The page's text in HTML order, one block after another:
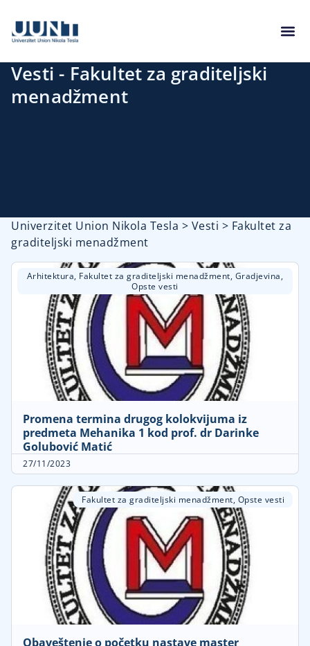
Vesti - Fakultet za graditeljski
menadžment
Univerzitet Union Nikola Tesla > Vesti > Fakultet za
graditeljski menadžment
Arhitektura, Fakultet za graditeljski menadžment, Gradjevina,
Opste vesti
Promena termina drugog kolokvijuma iz
predmeta Mehanika 1 kod prof. dr Darinke
Golubović Matić
27/11/2023
Fakultet za graditeljski menadžment, Opste vesti
Obaveštenje o početku nastave master